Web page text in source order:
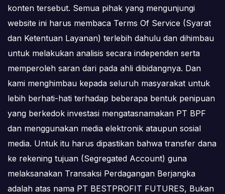
konten tersebut. Semua pihak yang mengunjungi
website ini harus membaca Terms Of Service (Syarat
dan Ketentuan Layanan) terlebih dahulu dan dihimbau
untuk melakukan analisis secara independen serta
memperoleh saran dari pada ahli dibidangnya. Dan
kami menghimbau kepada seluruh masyarakat untuk
lebih berhati-hati terhadap beberapa bentuk penipuan
yang berkedok investasi mengatasnamakan PT BPF
dan menggunakan media elektronik ataupun sosial
media. Untuk itu harus dipastikan bahwa transfer dana
ke rekening tujuan (Segregated Account) guna
melaksanakan Transaksi Perdagangan Berjangka
adalah atas nama PT BESTPROFIT FUTURES, Bukan